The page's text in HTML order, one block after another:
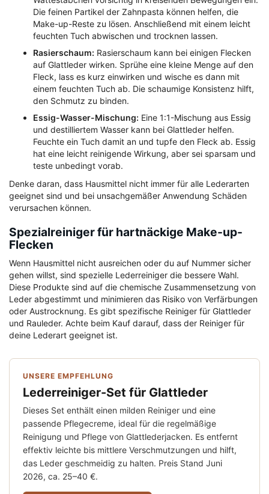
Die feinen Partikel der Zahnpasta können helfen, die
Make-up-Reste zu lösen. Anschließend mit einem leicht
feuchten Tuch abwischen und trocknen lassen.
Rasierschaum: Rasierschaum kann bei einigen Flecken
auf Glattleder wirken. Sprühe eine kleine Menge auf den
Fleck, lass es kurz einwirken und wische es dann mit
einem feuchten Tuch ab. Die schaumige Konsistenz hilft,
den Schmutz zu binden.
Essig-Wasser-Mischung: Eine 1:1-Mischung aus Essig
und destilliertem Wasser kann bei Glattleder helfen.
Feuchte ein Tuch damit an und tupfe den Fleck ab. Essig
hat eine leicht reinigende Wirkung, aber sei sparsam und
teste unbedingt vorab.
Denke daran, dass Hausmittel nicht immer für alle Lederarten
geeignet sind und bei unsachgemäßer Anwendung Schäden
verursachen können.
Spezialreiniger für hartnäckige Make-up-
Flecken
Wenn Hausmittel nicht ausreichen oder du auf Nummer sicher
gehen willst, sind spezielle Lederreiniger die bessere Wahl.
Diese Produkte sind auf die chemische Zusammensetzung von
Leder abgestimmt und minimieren das Risiko von Verfärbungen
oder Austrocknung. Es gibt spezifische Reiniger für Glattleder
und Rauleder. Achte beim Kauf darauf, dass der Reiniger für
deine Lederart geeignet ist.
UNSERE EMPFEHLUNG
Lederreiniger-Set für Glattleder
Dieses Set enthält einen milden Reiniger und eine
passende Pflegecreme, ideal für die regelmäßige
Reinigung und Pflege von Glattlederjacken. Es entfernt
effektiv leichte bis mittlere Verschmutzungen und hilft,
das Leder geschmeidig zu halten. Preis Stand Juni
2026, ca. 25–40 €.